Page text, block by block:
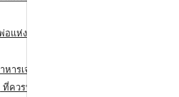
แห่งชาติ
ารเจ
ควรปฏิบัติ